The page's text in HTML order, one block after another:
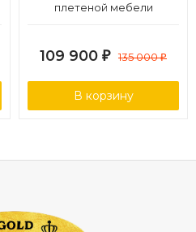
плетеной мебели
109 900 ₽ 135 000₽
В корзину